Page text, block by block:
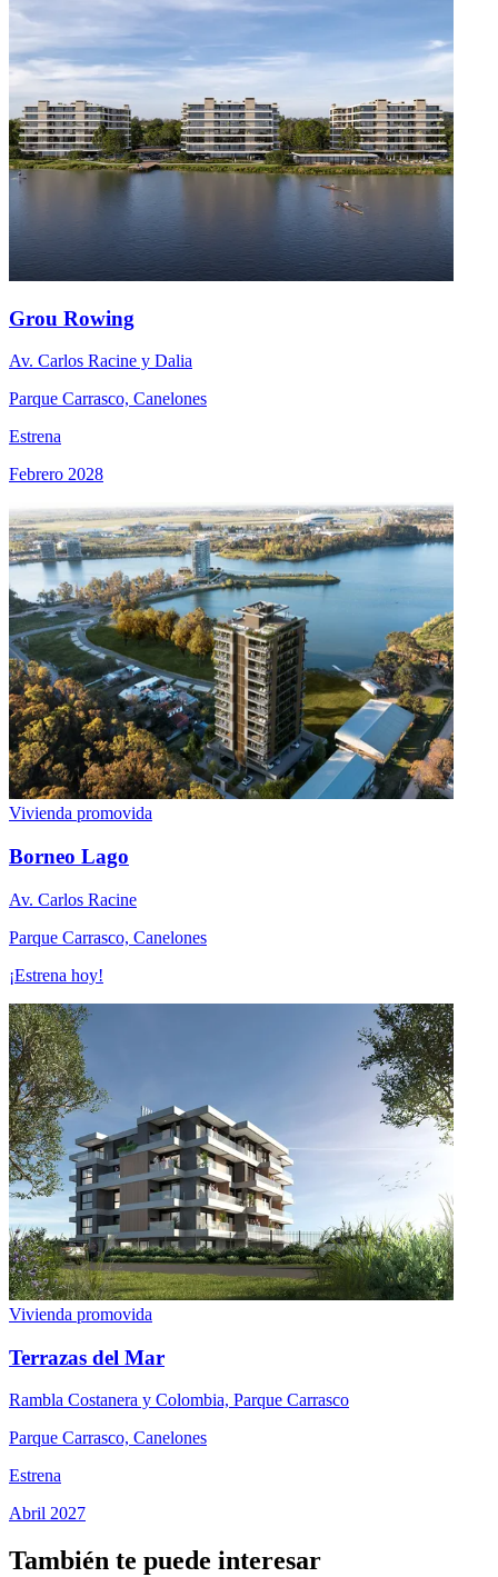
Grou Rowing
Av. Carlos Racine y Dalia
Parque Carrasco, Canelones
Estrena
Febrero 2028
Vivienda promovida
Borneo Lago
Av. Carlos Racine
Parque Carrasco, Canelones
¡Estrena hoy!
Vivienda promovida
Terrazas del Mar
Rambla Costanera y Colombia, Parque Carrasco
Parque Carrasco, Canelones
Estrena
Abril 2027
También te puede interesar